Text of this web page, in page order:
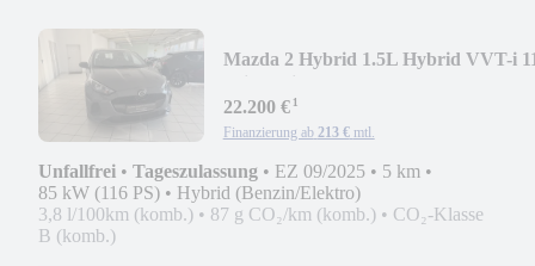
Mazda 2 Hybrid 1.5L Hybrid VVT-i
22.200 €¹
Finanzierung ab 213 € mtl.
Unfallfrei • Tageszulassung • EZ 09/2025 • 5 km •
85 kW (116 PS) • Hybrid (Benzin/Elektro)
3,8 l/100km (komb.) • 87 g CO₂/km (komb.) • CO₂-Klasse
B (komb.)